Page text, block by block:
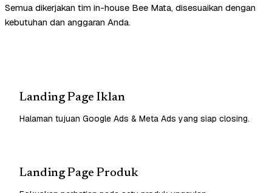
Semua dikerjakan tim in-house Bee Mata, disesuaikan dengan
kebutuhan dan anggaran Anda.
Landing Page Iklan
Halaman tujuan Google Ads & Meta Ads yang siap closing.
Landing Page Produk